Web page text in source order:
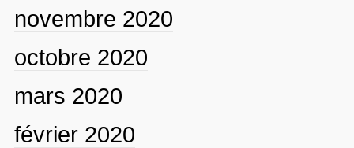
novembre 2020
octobre 2020
mars 2020
février 2020